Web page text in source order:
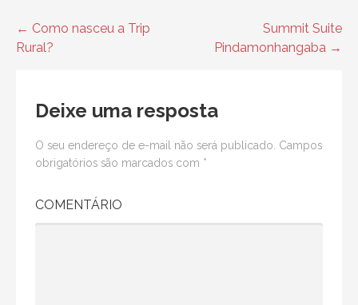
← Como nasceu a Trip
Rural?
Summit Suite
Pindamonhangaba →
Deixe uma resposta
O seu endereço de e-mail não será publicado. Campos
obrigatórios são marcados com *
COMENTÁRIO